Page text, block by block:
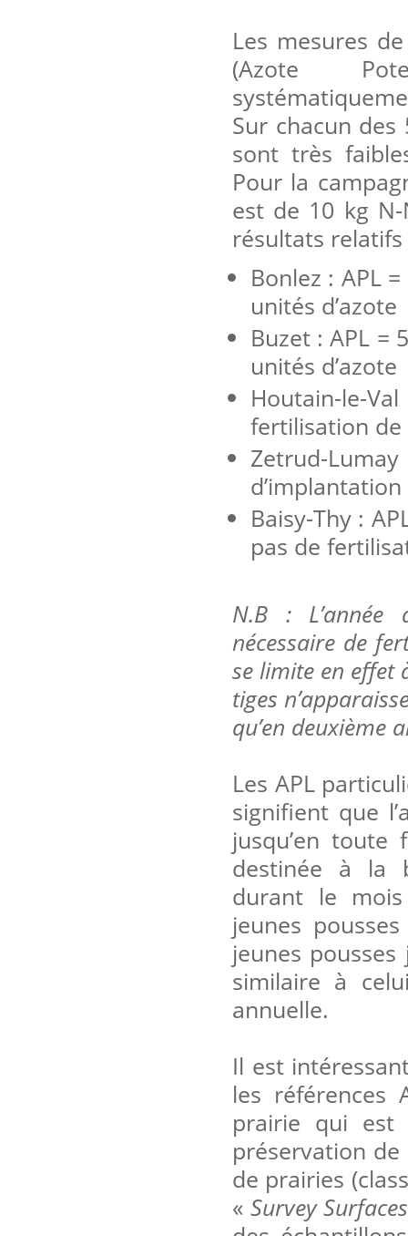
Les mesures
(Azote
Sur chacun des
sont très
Pour la
est de 10 kg N-
résultats
Bonlez : APL
unités d’azote
Buzet : APL =
unités d’azote
Houtain-le-
fertilisation de
Zetrud-
Baisy-Thy :
pas de
N.B : L’année
nécessaire de
se limite en effet
tiges
qu’en deuxième
Les APL
signifient que
jusqu’en
destinée à la
durant le
jeunes
jeunes
similaire à
annuelle.
Il est
les références
prairie qui est
préservation de
de prairies
« Survey